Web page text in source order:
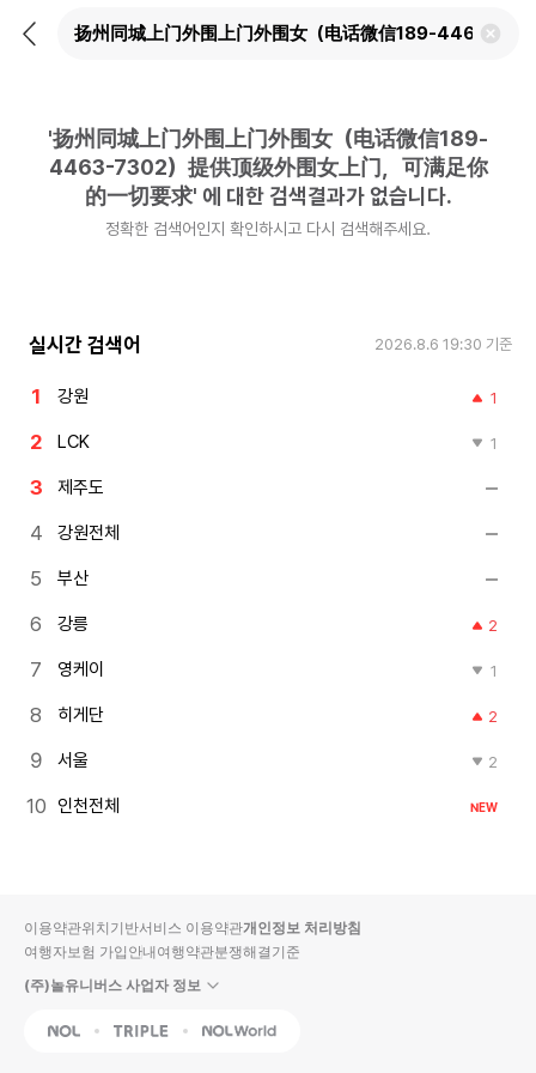
뒤
검
'扬州同城上门外围上门外围女（电话微信189-
4463-7302）提供顶级外围女上门，可满足你
的一切要求' 에 대한 검색결과가 없습니다.
정확한 검색어인지 확인하시고 다시 검색해주세요.
실시간 검색어 2026.8.6 19:30 기준
강원 1
LCK 1
제주도
강원전체
부산
강릉 2
영케이 1
히게단 2
서울 2
인천전체 NEW
이용약관위치기반서비스 이용약관개인정보 처리방침
여행자보험 가입안내여행약관분쟁해결기준
(주)놀유니버스 사업자 정보
NOL Triple Interpark Global